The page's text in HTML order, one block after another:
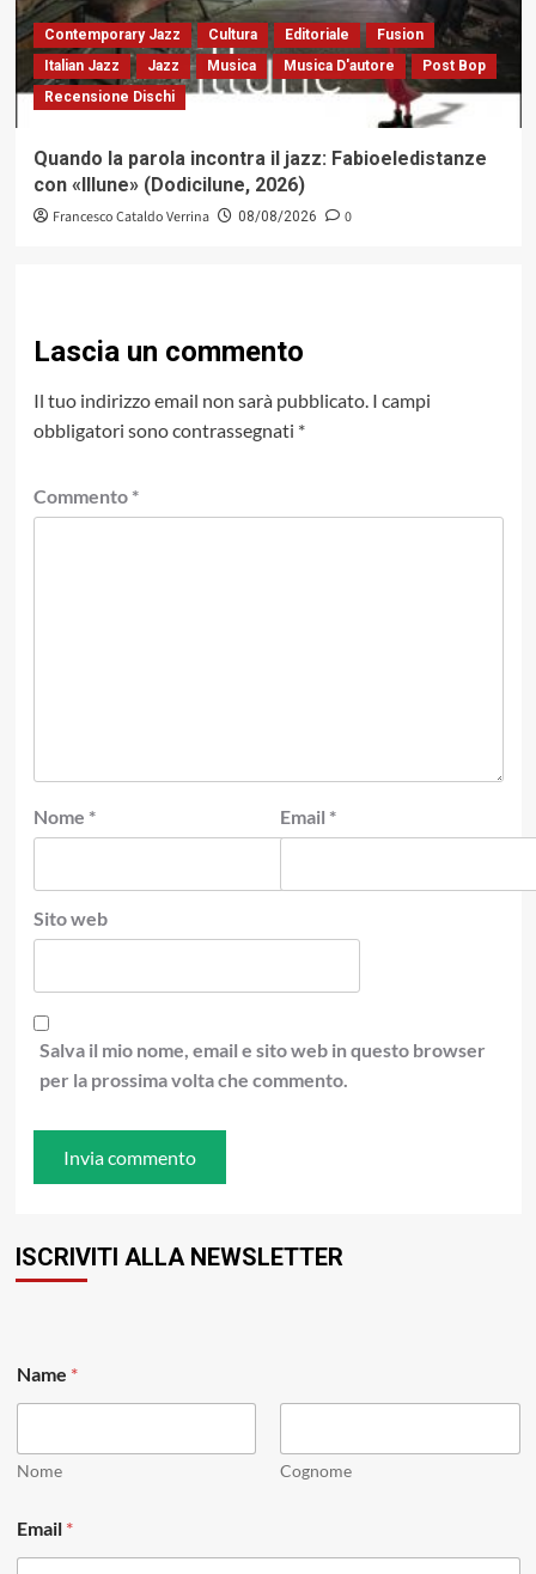
Contemporary Jazz Cultura Editoriale
Fusion
Italian Jazz
Jazz Musica Musica D'autore
Post Bop
Recensione Dischi
Quando la parola incontra il jazz: Fabioeledistanze
con «Illune» (Dodicilune, 2026)
Francesco Cataldo Verrina 08/08/2026 0
Lascia un commento
Il tuo indirizzo email non sarà pubblicato. I campi
obbligatori sono contrassegnati *
Commento *
Nome * Email *
Sito web
Salva il mio nome, email e sito web in questo browser
per la prossima volta che commento.
ISCRIVITI ALLA NEWSLETTER
Name *
Nome Cognome
a
m
Email *